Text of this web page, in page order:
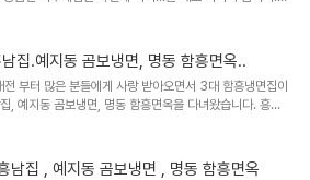
장동의 흥남집, 종로의 곰보냉면, 명동의 함흥면옥 이
집.예지동 곰보냉면, 명동 함흥면옥..
부터 많은 분들에게 사랑 받아오면서 3대 함흥냉면집이
, 예지동 곰보냉면, 명동 함흥면옥을 다녀왔습니다. 흥남
흥남집 이외에..신촌면옥,오장동함흥냉면집..이렇게 3군
남집 , 예지동 곰보냉면 , 명동 함흥면옥